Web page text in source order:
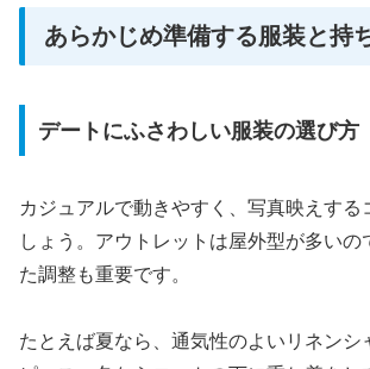
あらかじめ準備する服装と持
デートにふさわしい服装の選び方
カジュアルで動きやすく、写真映えする
しょう。アウトレットは屋外型が多いの
た調整も重要です。
たとえば夏なら、通気性のよいリネンシ